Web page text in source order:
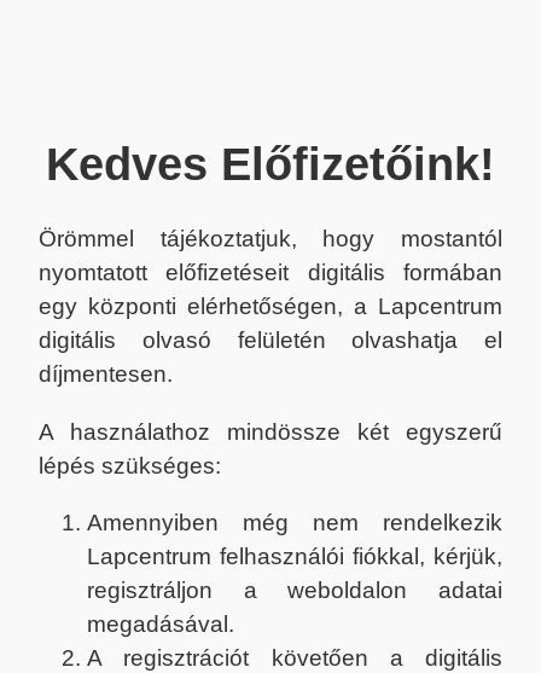
Kedves Előfizetőink!
Örömmel tájékoztatjuk, hogy mostantól
nyomtatott előfizetéseit digitális formában
egy központi elérhetőségen, a Lapcentrum
digitális olvasó felületén olvashatja el
díjmentesen.
A használathoz mindössze két egyszerű
lépés szükséges:
Amennyiben még nem rendelkezik
Lapcentrum felhasználói fiókkal, kérjük,
regisztráljon a weboldalon adatai
megadásával.
A regisztrációt követően a digitális